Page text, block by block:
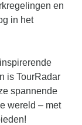
en
in het
is TourRadar
spannende
wereld – met